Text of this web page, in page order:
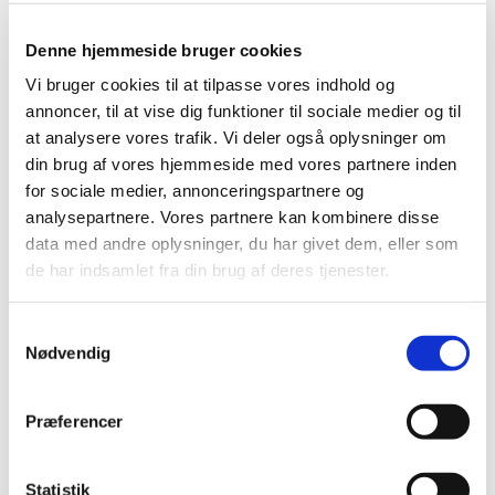
Denne hjemmeside bruger cookies
Vi bruger cookies til at tilpasse vores indhold og
annoncer, til at vise dig funktioner til sociale medier og til
at analysere vores trafik. Vi deler også oplysninger om
din brug af vores hjemmeside med vores partnere inden
for sociale medier, annonceringspartnere og
analysepartnere. Vores partnere kan kombinere disse
data med andre oplysninger, du har givet dem, eller som
de har indsamlet fra din brug af deres tjenester.
Nødvendig
Præferencer
Statistik